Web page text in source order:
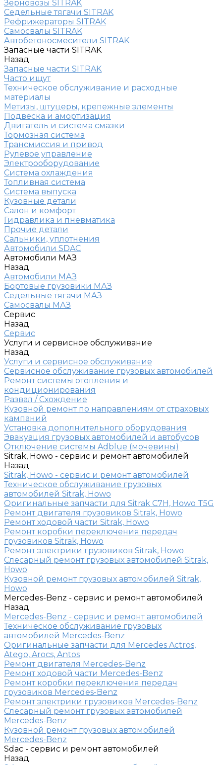
Зерновозы SITRAK
Седельные тягачи SITRAK
Рефрижераторы SITRAK
Самосвалы SITRAK
Автобетоносмесители SITRAK
Запасные части SITRAK
Назад
Запасные части SITRAK
Часто ищут
Техническое обслуживание и расходные
материалы
Метизы, штуцеры, крепежные элементы
Подвеска и амортизация
Двигатель и система смазки
Тормозная система
Трансмиссия и привод
Рулевое управление
Электрооборудование
Система охлаждения
Топливная система
Система выпуска
Кузовные детали
Салон и комфорт
Гидравлика и пневматика
Прочие детали
Сальники, уплотнения
Автомобили SDAC
Автомобили МАЗ
Назад
Автомобили МАЗ
Бортовые грузовики МАЗ
Седельные тягачи МАЗ
Самосвалы МАЗ
Сервис
Назад
Сервис
Услуги и сервисное обслуживание
Назад
Услуги и сервисное обслуживание
Сервисное обслуживание грузовых автомобилей
Ремонт системы отопления и
кондиционирования
Развал / Схождение
Кузовной ремонт по направлениям от страховых
кампаний
Установка дополнительного оборудования
Эвакуация грузовых автомобилей и автобусов
Отключение системы Adblue (мочевины)
Sitrak, Howo - сервис и ремонт автомобилей
Назад
Sitrak, Howo - сервис и ремонт автомобилей
Техническое обслуживание грузовых
автомобилей Sitrak, Howo
Оригинальные запчасти для Sitrak C7H, Howo T5G
Ремонт двигателя грузовиков Sitrak, Howo
Ремонт ходовой части Sitrak, Howo
Ремонт коробки переключения передач
грузовиков Sitrak, Howo
Ремонт электрики грузовиков Sitrak, Howo
Слесарный ремонт грузовых автомобилей Sitrak,
Howo
Кузовной ремонт грузовых автомобилей Sitrak,
Howo
Mercedes-Benz - сервис и ремонт автомобилей
Назад
Mercedes-Benz - сервис и ремонт автомобилей
Техническое обслуживание грузовых
автомобилей Mercedes-Benz
Оригинальные запчасти для Mercedes Actros,
Atego, Arocs, Antos
Ремонт двигателя Mercedes-Benz
Ремонт ходовой части Mercedes-Benz
Ремонт коробки переключения передач
грузовиков Mercedes-Benz
Ремонт электрики грузовиков Mercedes-Benz
Слесарный ремонт грузовых автомобилей
Mercedes-Benz
Кузовной ремонт грузовых автомобилей
Mercedes-Benz
Sdac - сервис и ремонт автомобилей
Назад